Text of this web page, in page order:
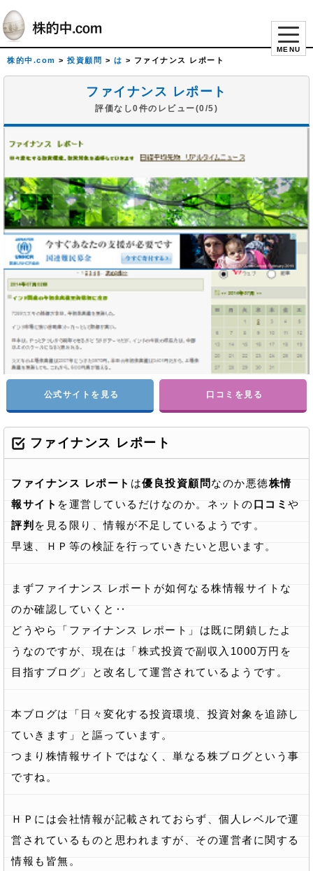
MENU
株的中.com > 投資顧問 > は > ファイナンス レポート
ファイナンス レポート
評価なし0件のレビュー(0/5)
公式サイトを見る 口コミを見る
ファイナンス レポート
ファイナンス レポート は優良投資顧問 なのか悪徳株情
報サイト を運営しているだけなのか。ネットの口コミ や
評判 を見る限り、情報が不足しているようです。
早速、ＨＰ等の検証を行っていきたいと思います。
まずファイナンス レポートが如何なる株情報サイトな
のか確認していくと‥
どうやら「ファイナンス レポート」は既に閉鎖したよ
うなのですが、現在は「株式投資で副収入1000万円を
目指すブログ」と改名して運営されているようです。
本ブログは「日々変化する投資環境、投資対象を追跡し
ていきます」と謳っています。
つまり株情報サイトではなく、単なる株ブログという事
ですね。
ＨＰには会社情報が記載されておらず、個人レベルで運
営されているものと思われますが、その運営者に関する
情報も皆無。